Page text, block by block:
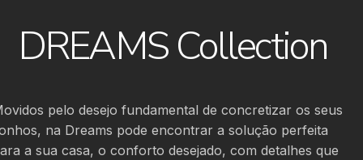
DREAMS Collection
pelo desejo fundamental de concretizar os seus
na Dreams pode encontrar a solução perfeita
a sua casa, o conforto desejado, com detalhes que